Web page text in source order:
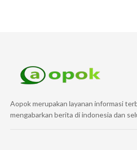
Aopok merupakan layanan informasi
mengabarkan berita di indonesia dan